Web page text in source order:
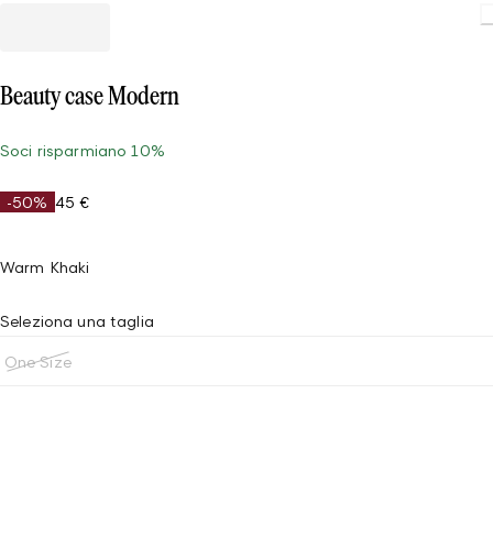
Beauty case Modern
Soci risparmiano 10%
-50% 45 €
Warm Khaki
Seleziona una taglia
One Size